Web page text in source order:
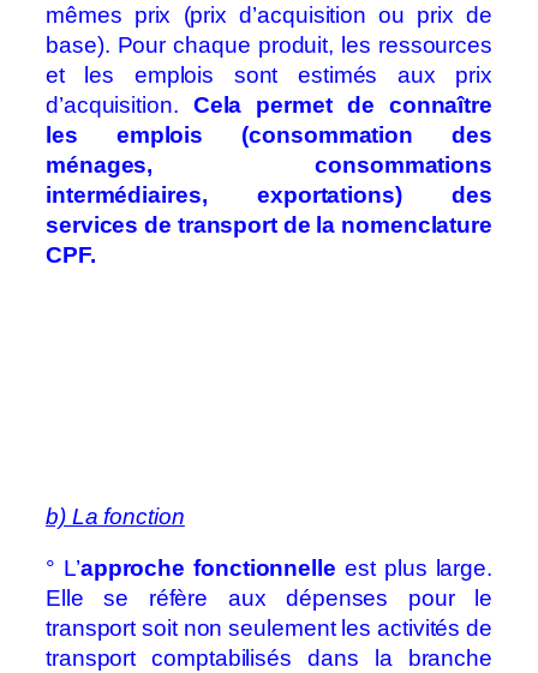
mêmes prix (prix d’acquisition ou prix de
base). Pour chaque produit, les ressources
et les emplois sont estimés aux prix
d’acquisition. Cela permet de connaître
les emplois (consommation des
ménages, consommations
intermédiaires, exportations) des
services de transport de la nomenclature
CPF.
b) La fonction
° L’approche fonctionnelle est plus large.
Elle se réfère aux dépenses pour le
transport soit non seulement les activités de
transport comptabilisés dans la branche